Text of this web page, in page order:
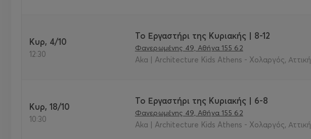
Κυρ, 4/10
12:30
Το Εργαστήρι της Κυριακής | 8-12
Φανερωμένης 49, Αθήνα 155 62
Aka | Architecture Kids Athens - Χολαργός, Αττική
Κυρ, 18/10
10:30
Το Εργαστήρι της Κυριακής | 6-8
Φανερωμένης 49, Αθήνα 155 62
Aka | Architecture Kids Athens - Χολαργός, Αττική